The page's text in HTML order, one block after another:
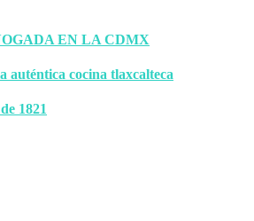
EN LA CDMX
auténtica cocina tlaxcalteca
1821